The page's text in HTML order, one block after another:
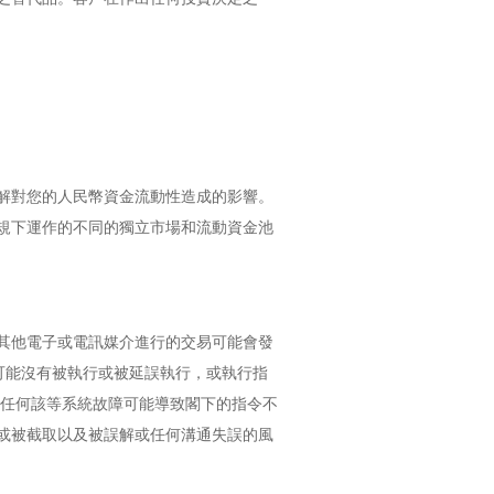
您的人民幣資金流動性造成的影響。
下運作的不同的獨立市場和流動資金池
他電子或電訊媒介進行的交易可能會發
沒有被執行或被延誤執行，或執行指
何該等系統故障可能導致閣下的指令不
被截取以及被誤解或任何溝通失誤的風